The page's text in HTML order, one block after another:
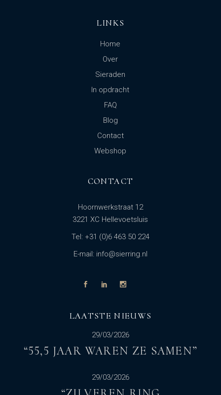
LINKS
Home
Over
Sieraden
In opdracht
FAQ
Blog
Contact
Webshop
CONTACT
Hoornwerkstraat 12
3221 XC Hellevoetsluis
Tel: +31 (0)6 463 50 224
E-mail: info@sierring.nl
LAATSTE NIEUWS
29/03/2026
“55,5 JAAR WAREN ZE SAMEN”
29/03/2026